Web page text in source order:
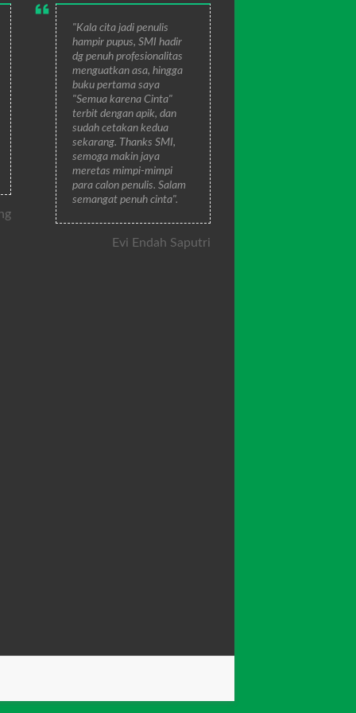
"Kala cita jadi penulis
hampir pupus, SMI hadir
dg penuh profesionalitas
menguatkan asa, hingga
buku pertama saya
"Semua karena Cinta"
terbit dengan apik, dan
sudah cetakan kedua
sekarang. Thanks SMI,
semoga makin jaya
meretas mimpi-mimpi
para calon penulis. Salam
semangat penuh cinta".
Evi Endah Saputri